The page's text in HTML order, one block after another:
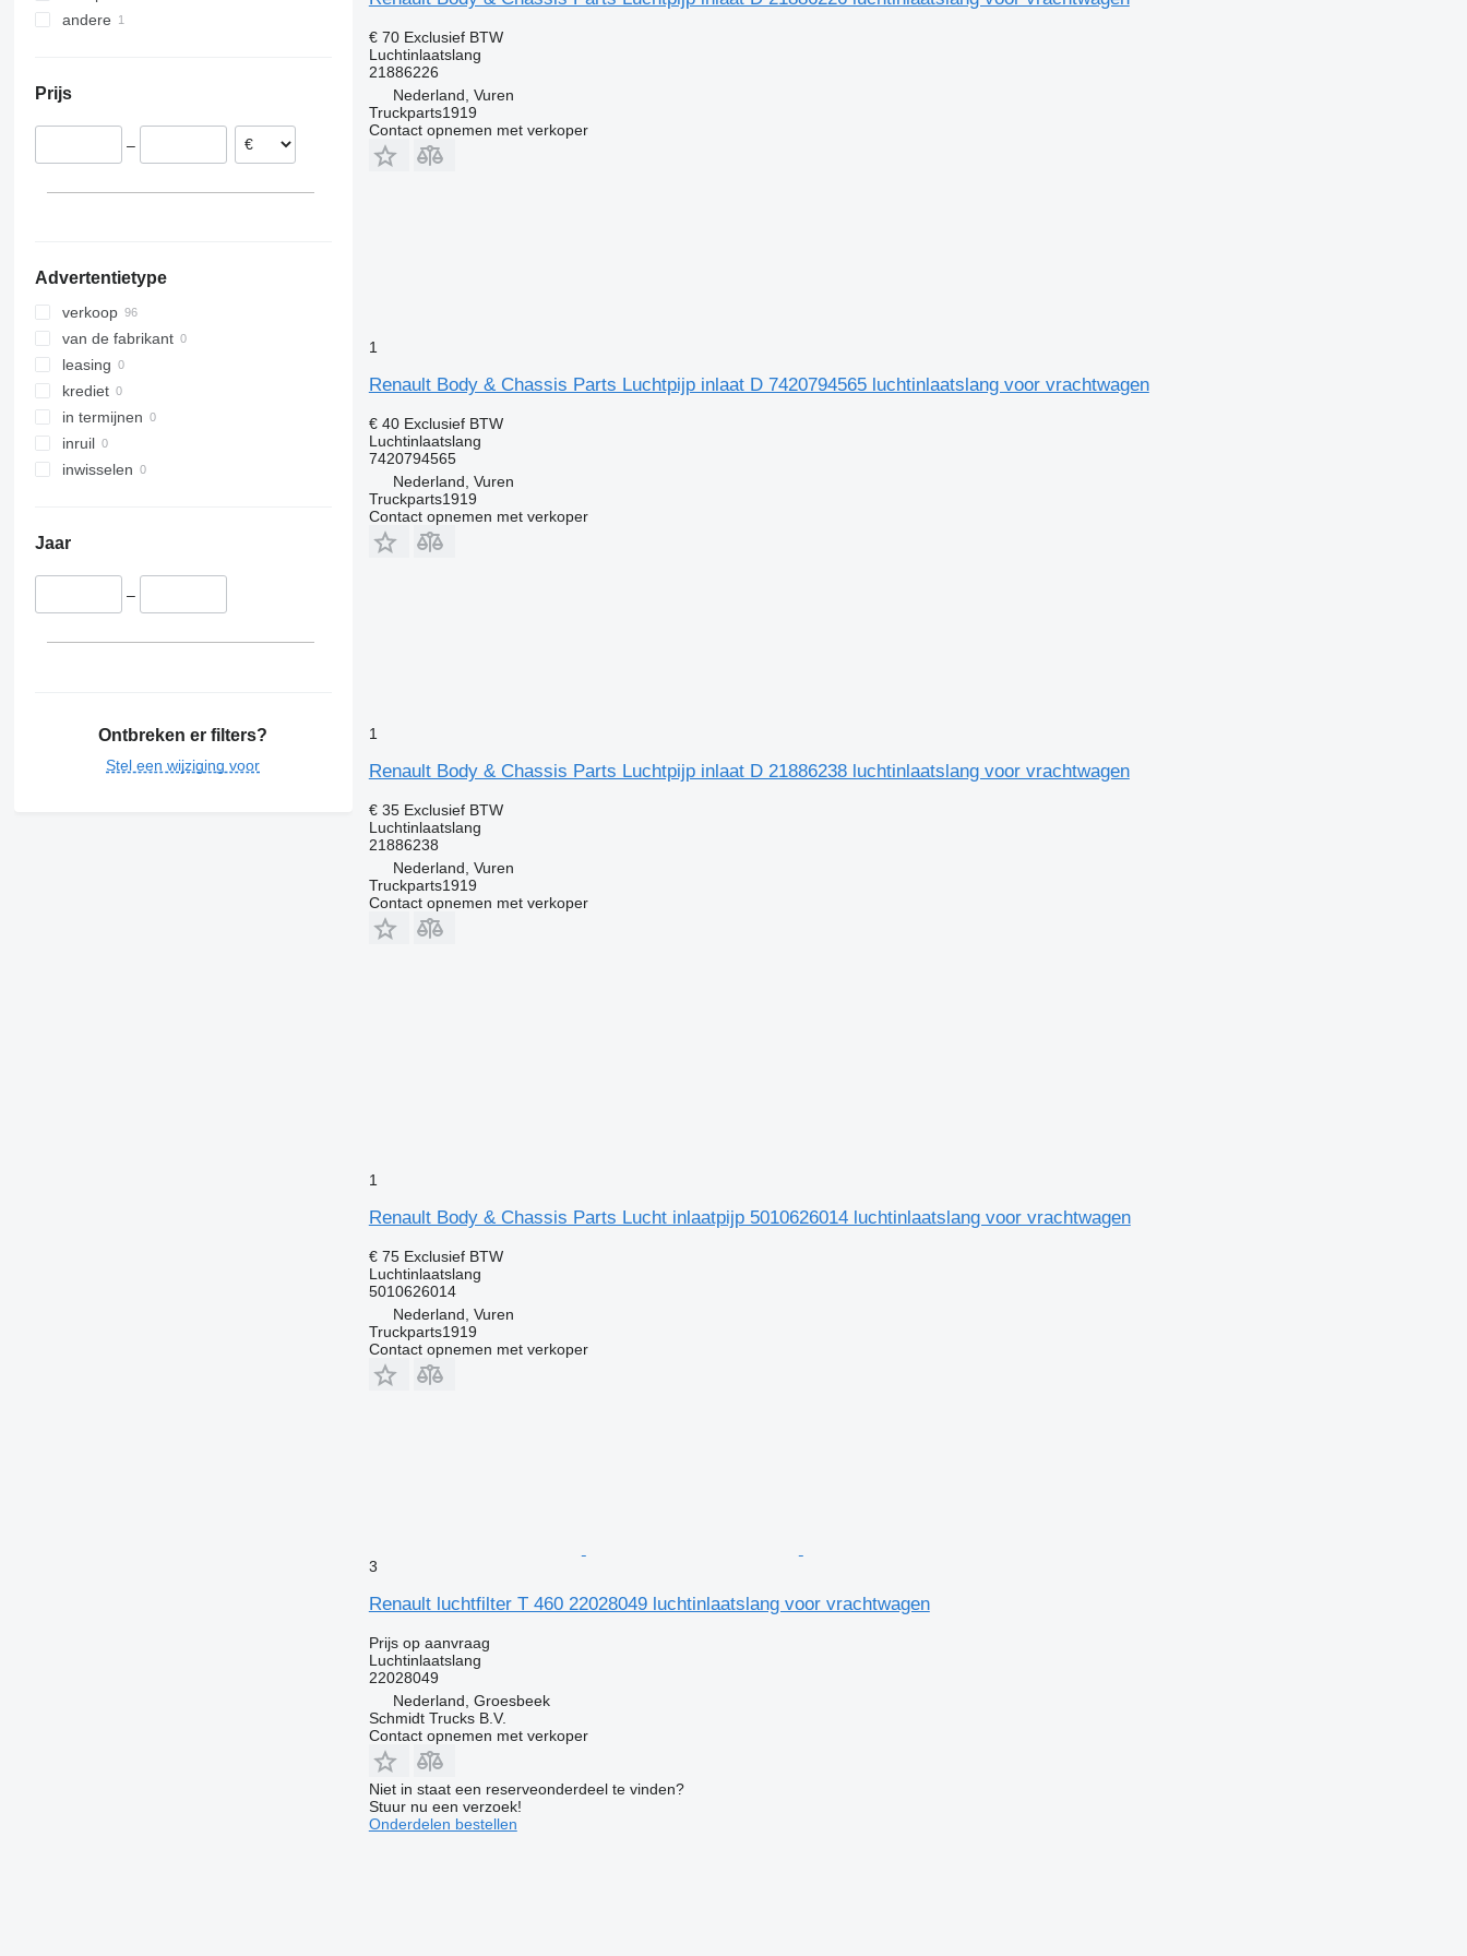
Portugal
Litouwen
Spanje
andere
Prijs
–
Advertentietype
verkoop
van de fabrikant
leasing
krediet
in termijnen
inruil
inwisselen
Jaar
–
Ontbreken er filters?
Stel een wijziging voor
€ 70 Exclusief BTW
Luchtinlaatslang
21886226
Nederland, Vuren
Truckparts1919
Contact opnemen met verkoper
1
Renault Body & Chassis Parts Luchtpijp inlaat D 7420794565 luchtinlaatslang voor vrachtwagen
€ 40 Exclusief BTW
Luchtinlaatslang
7420794565
Nederland, Vuren
Truckparts1919
Contact opnemen met verkoper
1
Renault Body & Chassis Parts Luchtpijp inlaat D 21886238 luchtinlaatslang voor vrachtwagen
€ 35 Exclusief BTW
Luchtinlaatslang
21886238
Nederland, Vuren
Truckparts1919
Contact opnemen met verkoper
1
Renault Body & Chassis Parts Lucht inlaatpijp 5010626014 luchtinlaatslang voor vrachtwagen
€ 75 Exclusief BTW
Luchtinlaatslang
5010626014
Nederland, Vuren
Truckparts1919
Contact opnemen met verkoper
3
Renault luchtfilter T 460 22028049 luchtinlaatslang voor vrachtwagen
Prijs op aanvraag
Luchtinlaatslang
22028049
Nederland, Groesbeek
Schmidt Trucks B.V.
Contact opnemen met verkoper
Niet in staat een reserveonderdeel te vinden?
Stuur nu een verzoek!
Onderdelen bestellen